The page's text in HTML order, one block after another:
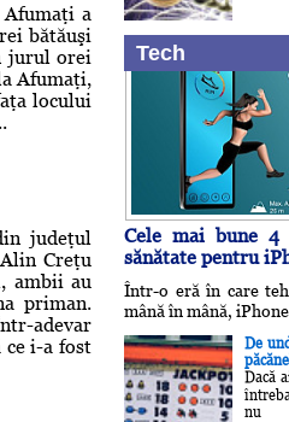
a
bătăuşi
jurul orei
Afumaţi,
locului
judeţul
Creţu
ambii au
priman.
adevar
ce i-a fost
Tech
Cele mai bune
sănătate pentru
Într-o eră în care
mână în mână,
De
Dacă
nu